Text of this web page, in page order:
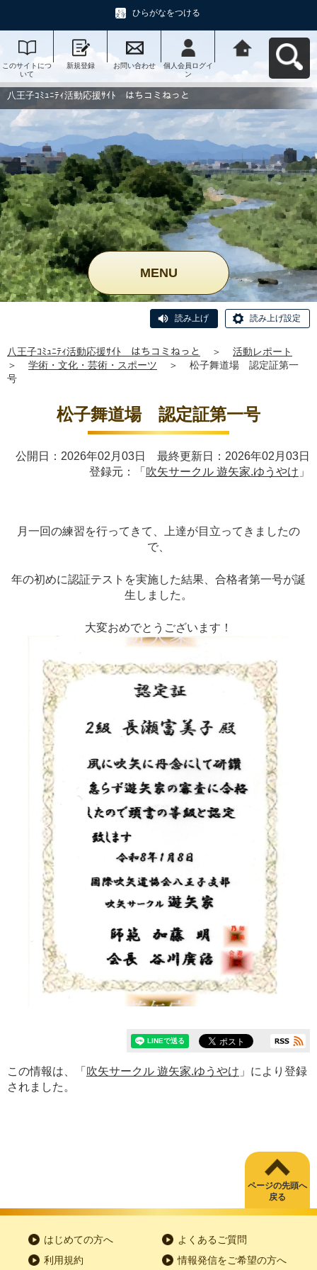
ひらがなをつける
このサイトにつ
いて
新規登録 お問い合わせ
個人会員ログイ
ン
動応援ｻｲﾄ はち
コミねっとへ戻
八王子ｺﾐｭﾆﾃｨ活動応援ｻｲﾄ はちコミねっと
MENU
読み上げ 読み上げ設定
八王子ｺﾐｭﾆﾃｨ活動応援ｻｲﾄ はちコミねっと ＞
活動レポート
＞
学術・文化・芸術・スポーツ ＞
松子舞道場 認定証第一
号
松子舞道場 認定証第一号
公開日：2026年02月03日 最終更新日：2026年02月03日
登録元：「 吹矢サークル 遊矢家.ゆうやけ 」
月一回の練習を行ってきて、上達が目立ってきましたの
で、
年の初めに認証テストを実施した結果、合格者第一号が誕
生しました。
大変おめでとうございます！
この情報は、「 吹矢サークル 遊矢家.ゆうやけ 」により登録
されました。
ページの先頭へ
戻る
はじめての方へ
よくあるご質問
利用規約
情報発信をご希望の方へ